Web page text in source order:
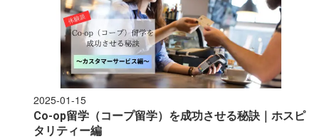
2025-01-15
Co-op留学（コープ留学）を成功させる秘訣｜ホスピ
タリティー編